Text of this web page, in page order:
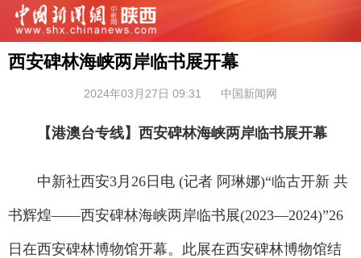
西安碑林海峡两岸临书展开幕
2024年03月27日 09:31 中国新闻网
【港澳台专线】西安碑林海峡两岸临书展开幕
中新社西安3月26日电 (记者 阿琳娜)“临古开新 共
书辉煌——西安碑林海峡两岸临书展(2023—2024)”26
日在西安碑林博物馆开幕。此展在西安碑林博物馆结